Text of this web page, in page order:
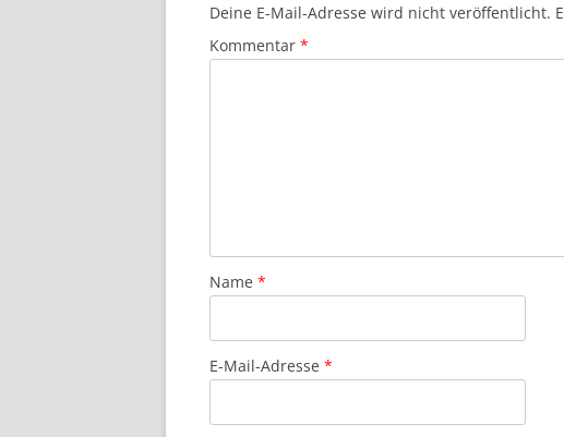
Deine E-Mail-Adresse wird nicht veröffentlicht.
Kommentar *
Name *
E-Mail-Adresse *